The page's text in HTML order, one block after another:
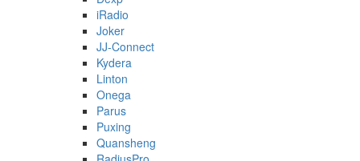
iRadio
Joker
JJ-Connect
Kydera
Linton
Onega
Parus
Puxing
Quansheng